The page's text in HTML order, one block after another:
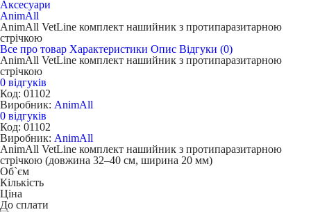
Аксесуари
AnimAll
AnimAll VetLine комплект нашийник з протипаразитарною
стрічкою
Все про товар Характеристики Опис Відгуки (0)
AnimAll VetLine комплект нашийник з протипаразитарною
стрічкою
0 відгуків
Код: 01102
Виробник: AnimAll
0 відгуків
Код: 01102
Виробник: AnimAll
AnimAll VetLine комплект нашийник з протипаразитарною
стрічкою (довжина 32–40 см, ширина 20 мм)
Об`єм
Кількість
Ціна
До сплати